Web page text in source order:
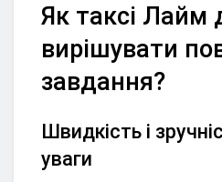
Як таксі Лайм
вирішувати
завдання?
Швидкість і
уваги